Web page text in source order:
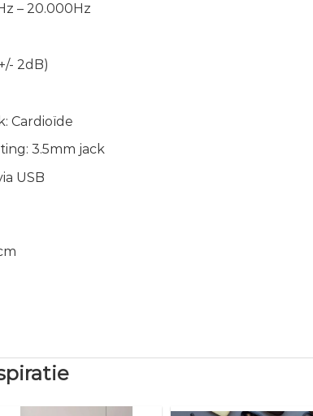
– 20.000Hz
2dB)
Cardioïde
3.5mm jack
USB